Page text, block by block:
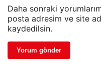
Daha sonraki
posta adresim ve site
kaydedilsin.